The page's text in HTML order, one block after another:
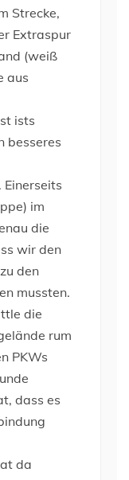
Strecke,
Extraspur
(weiß
aus
ists
besseres
Einerseits
im
die
wir den
den
mussten.
die
rum
PKWs
dass es
da